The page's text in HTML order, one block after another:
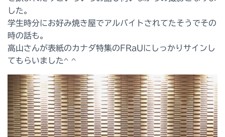
した。
学生時分にお好み焼き屋でアルバイトされてたそうでその
時の話も。
高山さんが表紙のカナダ特集のFRaUにしっかりサインし
てもらいました^ ^